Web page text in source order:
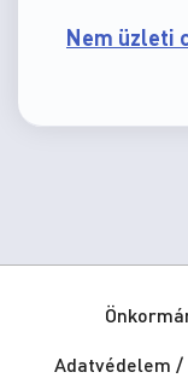
Nem üzleti
Adatvédelem